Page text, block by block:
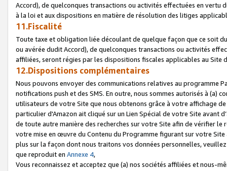
Accord), de quelconques transactions ou activités effectuées en vertu
à la loi et aux dispositions en matière de résolution des litiges
11.Fiscalité
Toute taxe et obligation liée découlant de quelque façon que ce soit
ou avérée dudit Accord), de quelconques transactions ou activités
affiliées, seront régies par les dispositions fiscales applicables au Site
12.Dispositions complémentaires
Nous pouvons envoyer des communications relatives au programme
notifications push et des SMS. En outre, nous sommes autorisés à
utilisateurs de votre Site que nous obtenons grâce à votre affichage
particulier d'Amazon ait cliqué sur un Lien Spécial de votre Site avant
de toute autre manière des recherches sur votre Site afin de vérifier
votre mise en œuvre du Contenu du Programme figurant sur votre
plus sur la façon dont nous traitons vos données personnelles,
que reproduit en Annexe 4,
Vous reconnaissez et acceptez que (a) nos sociétés affiliées et nous-